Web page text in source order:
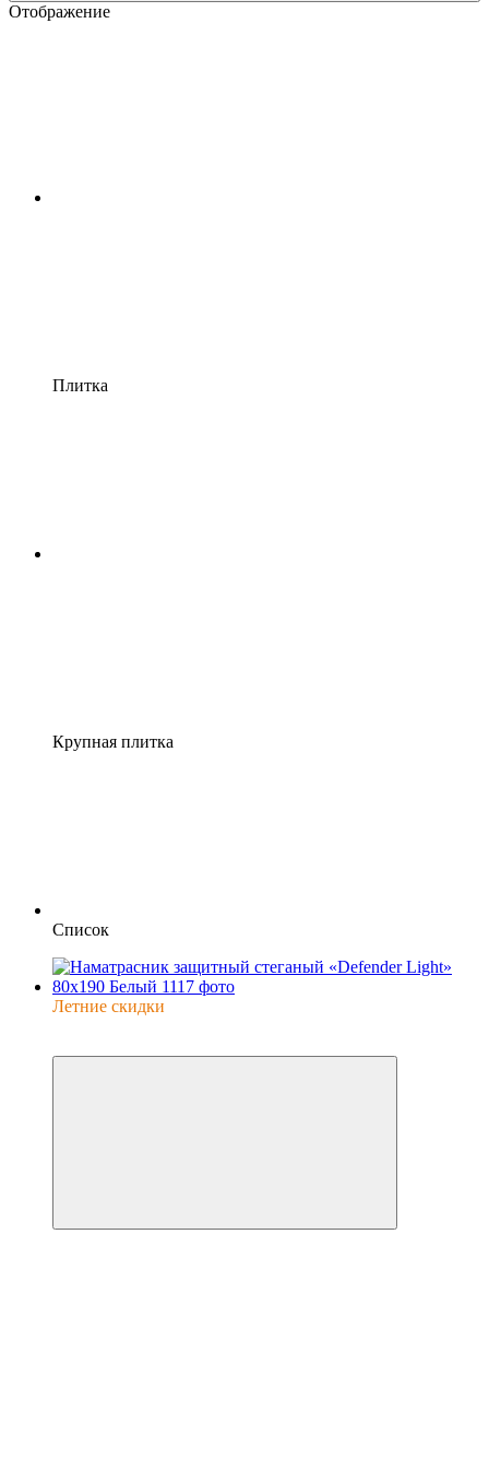
Отображение
Плитка
Крупная плитка
Список
Летние скидки